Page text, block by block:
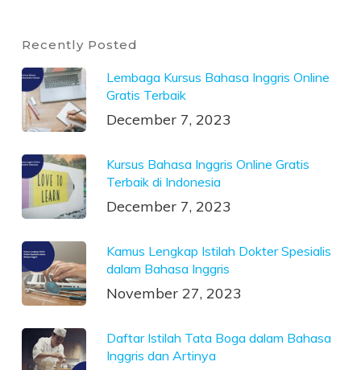
Recently Posted
Lembaga Kursus Bahasa Inggris Online
Gratis Terbaik
December 7, 2023
Kursus Bahasa Inggris Online Gratis
Terbaik di Indonesia
December 7, 2023
Kamus Lengkap Istilah Dokter Spesialis
dalam Bahasa Inggris
November 27, 2023
Daftar Istilah Tata Boga dalam Bahasa
Inggris dan Artinya